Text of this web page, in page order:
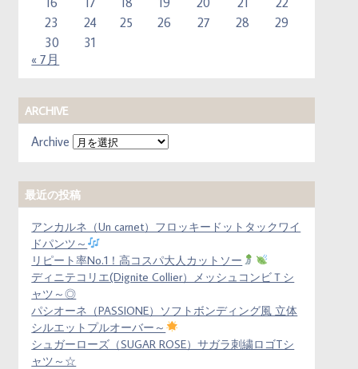
23
24 25 26 27 28
29
30
31
« 7月
ARCHIVE
Archive
最近の投稿
アンカルネ（Un carnet）フロッキードットタックワイ
ドパンツ～
リピート率No.1！高コスパ大人カットソー
ディニテコリエ(Dignite Collier）メッシュコンビＴシ
ャツ～◎
パシオーネ（PASSIONE）ソフトボンディング風 立体
シルエットプルオーバー～
シュガーローズ（SUGAR ROSE）サガラ刺繍ロゴTシ
ャツ～☆